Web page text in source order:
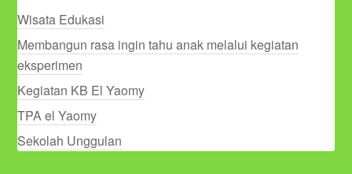
Wisata Edukasi
Membangun rasa ingin tahu anak melalui kegiatan
eksperimen
Kegiatan KB El Yaomy
TPA el Yaomy
Sekolah Unggulan